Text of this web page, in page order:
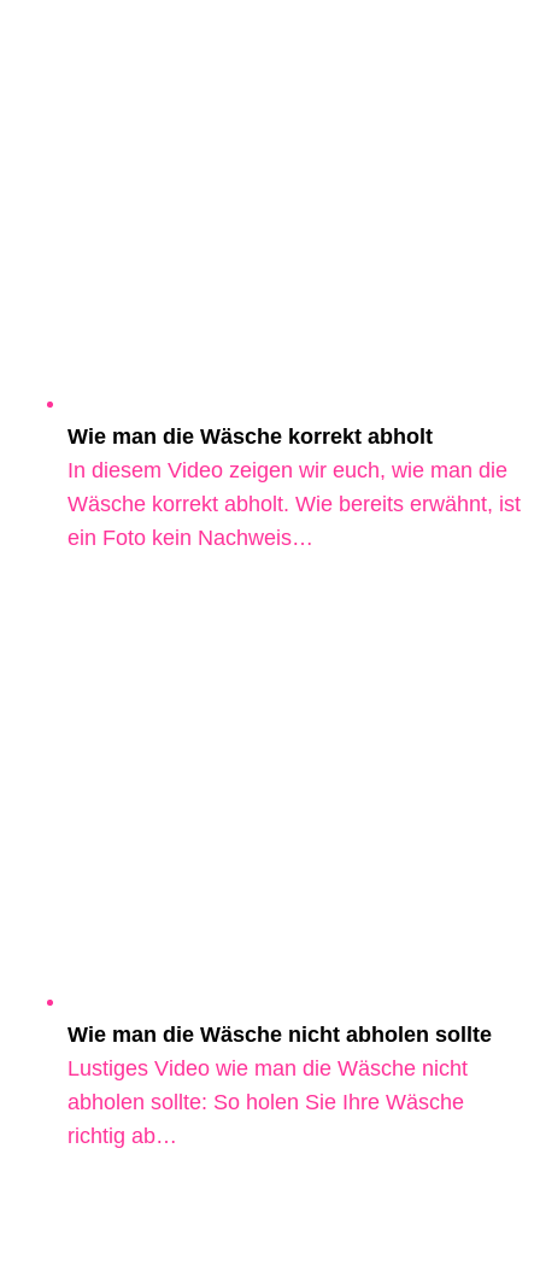
Wie man die Wäsche korrekt abholt
In diesem Video zeigen wir euch, wie man die
Wäsche korrekt abholt. Wie bereits erwähnt, ist
ein Foto kein Nachweis…
Wie man die Wäsche nicht abholen sollte
Lustiges Video wie man die Wäsche nicht
abholen sollte: So holen Sie Ihre Wäsche
richtig ab…